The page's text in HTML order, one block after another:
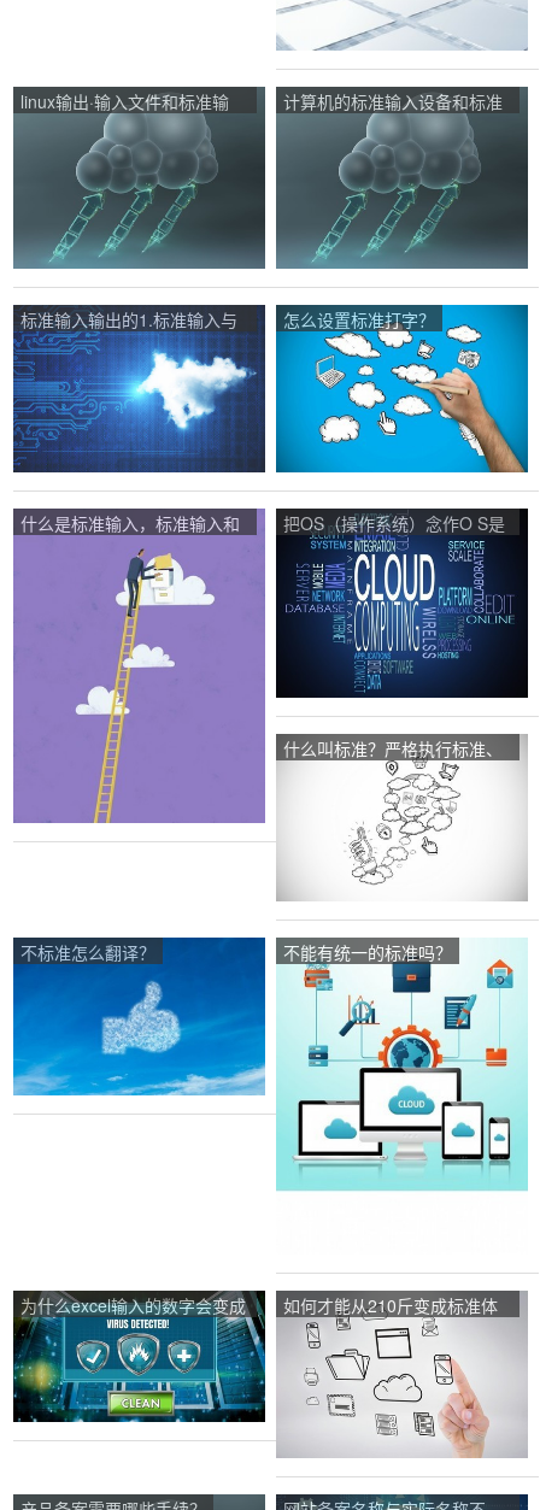
linux输出·输入文件和标准输
入，标准输出是什么意思啊？
计算机的标准输入设备和标准
输出设备是什么？
标准输入输出的1.标准输入与
输出？
怎么设置标准打字？
什么是标准输入，标准输入和
把OS（操作系统）念作O S是
丢脸的事情吗？
什么叫标准？严格执行标准、
随意调整标准和不执行标准分
别会有什么结果？
不标准怎么翻译？ 不能有统一的标准吗？
为什么excel输入的数字会变成
标准？
如何才能从210斤变成标准体
重？